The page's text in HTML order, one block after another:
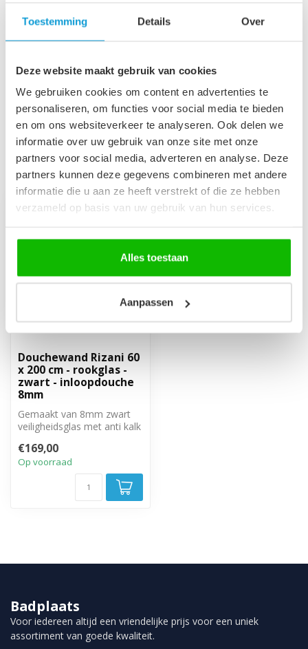
Toestemming Details Over
Deze website maakt gebruik van cookies
We gebruiken cookies om content en advertenties te
personaliseren, om functies voor social media te bieden
en om ons websiteverkeer te analyseren. Ook delen we
informatie over uw gebruik van onze site met onze
partners voor social media, adverteren en analyse. Deze
partners kunnen deze gegevens combineren met andere
informatie die u aan ze heeft verstrekt of die ze hebben
verzameld op basis van uw gebruik van hun services.
Alles toestaan
Aanpassen
Douchepaneel Milaan met
mengkraan - Zwart
Op voorraad
€179,00
Recent bekeken
Douchewand Rizani 60
x 200 cm - rookglas -
zwart - inloopdouche
8mm
Gemaakt van 8mm zwart
veiligheidsglas met anti kalk
€169,00
Op voorraad
Badplaats
Voor iedereen altijd een vriendelijke prijs voor een uniek
assortiment van goede kwaliteit.